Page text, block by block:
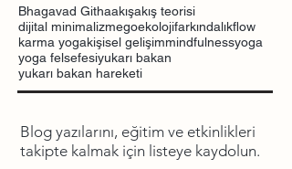
Bhagavad Githaakışakış teorisi
dijital minimalizmegoekolojifarkındalıkflow
karma yogakişisel gelişimmindfulnessyoga
yoga felsefesiyukarı bakan
yukarı bakan hareketi
Blog yazılarını, eğitim ve etkinlikleri
takipte kalmak için listeye kaydolun.